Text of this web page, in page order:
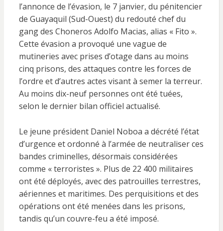
l’annonce de l’évasion, le 7 janvier, du pénitencier
de Guayaquil (Sud-Ouest) du redouté chef du
gang des Choneros Adolfo Macias, alias « Fito ».
Cette évasion a provoqué une vague de
mutineries avec prises d’otage dans au moins
cinq prisons, des attaques contre les forces de
l’ordre et d’autres actes visant à semer la terreur.
Au moins dix-neuf personnes ont été tuées,
selon le dernier bilan officiel actualisé.
Le jeune président Daniel Noboa a décrété l’état
d’urgence et ordonné à l’armée de neutraliser ces
bandes criminelles, désormais considérées
comme « terroristes ». Plus de 22 400 militaires
ont été déployés, avec des patrouilles terrestres,
aériennes et maritimes. Des perquisitions et des
opérations ont été menées dans les prisons,
tandis qu’un couvre-feu a été imposé.